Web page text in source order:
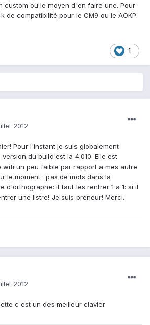
custom ou le moyen d'en faire une. Pour
de compatibilité pour le CM9 ou le AOKP.
1
2012
Pour l'instant je suis globalement
du build est la 4.010. Elle est
wifi un peu faible par rapport a mes autre
le moment : pas de mots dans la
d'orthographe: il faut les rentrer 1 a 1: si il
une listre! Je suis preneur! Merci.
2012
c est un des meilleur clavier